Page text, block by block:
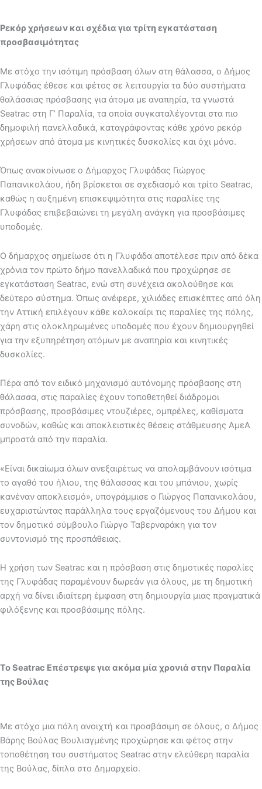
Ρεκόρ χρήσεων και σχέδια για τρίτη εγκατάσταση
προσβασιμότητας
Με στόχο την ισότιμη πρόσβαση όλων στη θάλασσα, ο Δήμος
Γλυφάδας έθεσε και φέτος σε λειτουργία τα δύο συστήματα
θαλάσσιας πρόσβασης για άτομα με αναπηρία, τα γνωστά
Seatrac στη Γ’ Παραλία, τα οποία συγκαταλέγονται στα πιο
δημοφιλή πανελλαδικά, καταγράφοντας κάθε χρόνο ρεκόρ
χρήσεων από άτομα με κινητικές δυσκολίες και όχι μόνο.
Όπως ανακοίνωσε ο Δήμαρχος Γλυφάδας Γιώργος
Παπανικολάου, ήδη βρίσκεται σε σχεδιασμό και τρίτο Seatrac,
καθώς η αυξημένη επισκεψιμότητα στις παραλίες της
Γλυφάδας επιβεβαιώνει τη μεγάλη ανάγκη για προσβάσιμες
υποδομές.
Ο δήμαρχος σημείωσε ότι η Γλυφάδα αποτέλεσε πριν από δέκα
χρόνια τον πρώτο δήμο πανελλαδικά που προχώρησε σε
εγκατάσταση Seatrac, ενώ στη συνέχεια ακολούθησε και
δεύτερο σύστημα. Όπως ανέφερε, χιλιάδες επισκέπτες από όλη
την Αττική επιλέγουν κάθε καλοκαίρι τις παραλίες της πόλης,
χάρη στις ολοκληρωμένες υποδομές που έχουν δημιουργηθεί
για την εξυπηρέτηση ατόμων με αναπηρία και κινητικές
δυσκολίες.
Πέρα από τον ειδικό μηχανισμό αυτόνομης πρόσβασης στη
θάλασσα, στις παραλίες έχουν τοποθετηθεί διάδρομοι
πρόσβασης, προσβάσιμες ντουζιέρες, ομπρέλες, καθίσματα
συνοδών, καθώς και αποκλειστικές θέσεις στάθμευσης ΑμεΑ
μπροστά από την παραλία.
«Είναι δικαίωμα όλων ανεξαιρέτως να απολαμβάνουν ισότιμα
το αγαθό του ήλιου, της θάλασσας και του μπάνιου, χωρίς
κανέναν αποκλεισμό», υπογράμμισε ο Γιώργος Παπανικολάου,
ευχαριστώντας παράλληλα τους εργαζόμενους του Δήμου και
τον δημοτικό σύμβουλο Γιώργο Ταβερναράκη για τον
συντονισμό της προσπάθειας.
Η χρήση των Seatrac και η πρόσβαση στις δημοτικές παραλίες
της Γλυφάδας παραμένουν δωρεάν για όλους, με τη δημοτική
αρχή να δίνει ιδιαίτερη έμφαση στη δημιουργία μιας πραγματικά
φιλόξενης και προσβάσιμης πόλης.
Το Seatrac Επέστρεψε για ακόμα μία χρονιά στην Παραλία
της Βούλας
Με στόχο μια πόλη ανοιχτή και προσβάσιμη σε όλους, ο Δήμος
Βάρης Βούλας Βουλιαγμένης προχώρησε και φέτος στην
τοποθέτηση του συστήματος Seatrac στην ελεύθερη παραλία
της Βούλας, δίπλα στο Δημαρχείο.